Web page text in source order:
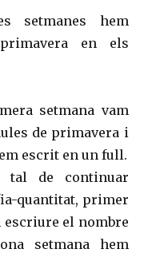
setmanes hem
en els
setmana vam
de primavera i
escrit en un full.
tal de continuar
quantitat, primer
el nombre
setmana hem